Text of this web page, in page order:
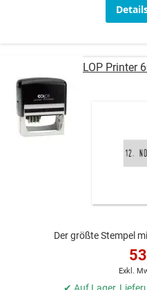
COLOP
Der größte Stempel